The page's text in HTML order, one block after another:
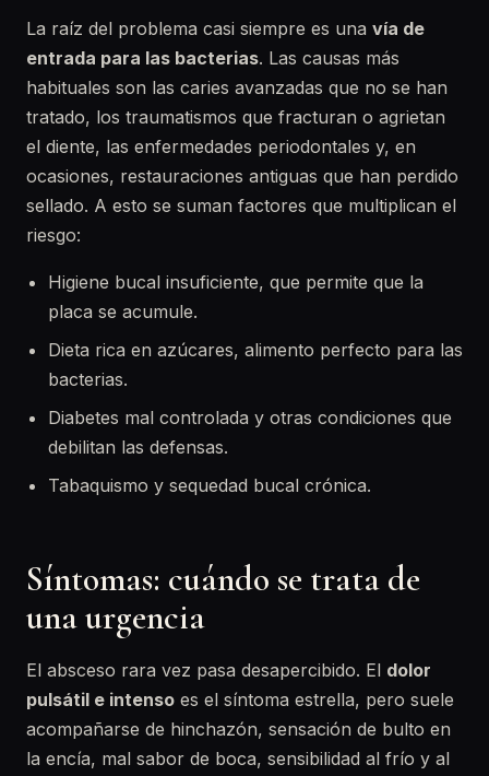
La raíz del problema casi siempre es una vía de
entrada para las bacterias. Las causas más
habituales son las caries avanzadas que no se han
tratado, los traumatismos que fracturan o agrietan
el diente, las enfermedades periodontales y, en
ocasiones, restauraciones antiguas que han perdido
sellado. A esto se suman factores que multiplican el
riesgo:
Higiene bucal insuficiente, que permite que la
placa se acumule.
Dieta rica en azúcares, alimento perfecto para las
bacterias.
Diabetes mal controlada y otras condiciones que
debilitan las defensas.
Tabaquismo y sequedad bucal crónica.
Síntomas: cuándo se trata de
una urgencia
El absceso rara vez pasa desapercibido. El dolor
pulsátil e intenso es el síntoma estrella, pero suele
acompañarse de hinchazón, sensación de bulto en
la encía, mal sabor de boca, sensibilidad al frío y al